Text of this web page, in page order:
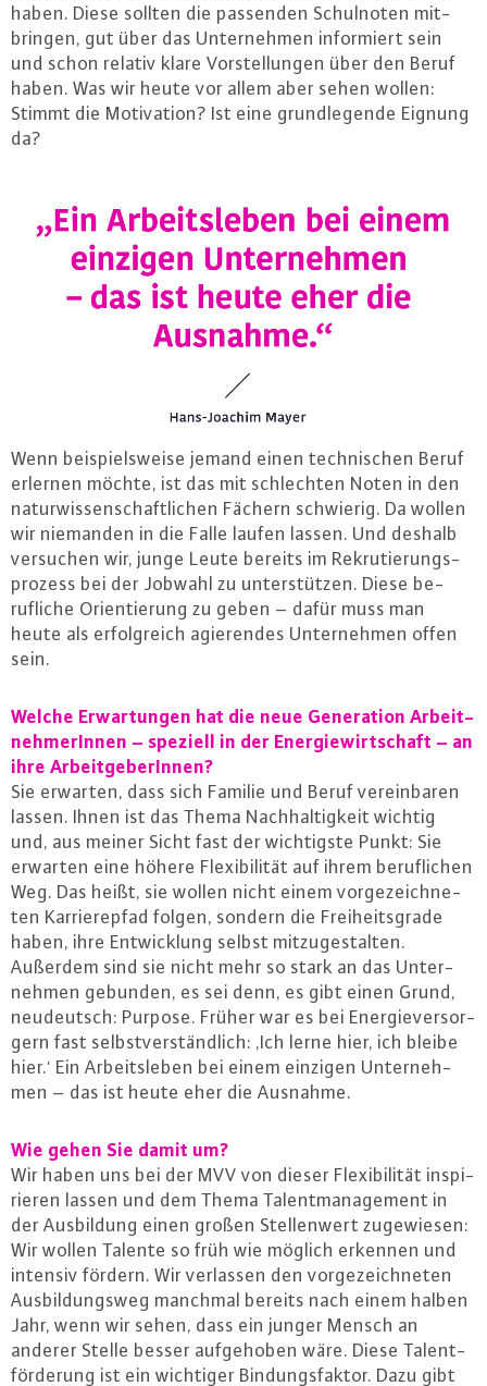
haben. Diese sollten die passenden Schul­no­ten mit­
brin­gen, gut über das Un­ter­neh­men in­for­miert sein
und schon relativ klare Vor­stel­lun­gen über den Beruf
haben. Was wir heute vor allem aber sehen wollen:
Stimmt die Mo­ti­va­ti­on? Ist eine grund­le­gen­de Eignung
da?
Wenn bei­spiels­wei­se jemand einen tech­ni­schen Beruf
erlernen möchte, ist das mit schlech­ten Noten in den
na­tur­wis­sen­schaft­li­chen Fächern schwierig. Da wollen
wir niemanden in die Falle laufen lassen. Und deshalb
versuchen wir, junge Leute bereits im Re­kru­tie­rungs­
pro­zess bei der Jobwahl zu un­ter­stüt­zen. Diese be­
ruf­li­che Ori­en­tie­rung zu geben – dafür muss man
heute als er­folg­reich agie­ren­des Un­ter­neh­men offen
sein.
Welche Er­war­tun­gen hat die neue Ge­ne­ra­ti­on Ar­beit­
neh­me­rIn­nen – speziell in der En­er­gie­wirt­schaft – an
ihre Ar­beit­ge­be­rIn­nen?
Sie erwarten, dass sich Familie und Beruf ver­ein­ba­ren
lassen. Ihnen ist das Thema Nach­hal­tig­keit wichtig
und, aus meiner Sicht fast der wich­tigs­te Punkt: Sie
erwarten eine höhere Fle­xi­bi­li­tät auf ihrem be­ruf­li­chen
Weg. Das heißt, sie wollen nicht einem vor­ge­zeich­ne­
ten Kar­rie­re­pfad folgen, sondern die Frei­heits­gra­de
haben, ihre Ent­wick­lung selbst mit­zu­ge­stal­ten.
Außerdem sind sie nicht mehr so stark an das Un­ter­
neh­men gebunden, es sei denn, es gibt einen Grund,
neu­deutsch: Purpose. Früher war es bei En­er­gie­ver­sor­
gern fast selbst­ver­ständ­lich: ‚Ich lerne hier, ich bleibe
hier.‘ Ein Ar­beits­le­ben bei einem einzigen Un­ter­neh­
men – das ist heute eher die Ausnahme.
Wie gehen Sie damit um?
Wir haben uns bei der MVV von dieser Fle­xi­bi­li­tät in­spi­
rie­ren lassen und dem Thema Ta­lent­ma­nage­ment in
der Aus­bil­dung einen großen Stel­len­wert zu­ge­wie­sen:
Wir wollen Talente so früh wie möglich erkennen und
intensiv fördern. Wir verlassen den vor­ge­zeich­ne­ten
Aus­bil­dungs­weg manchmal bereits nach einem halben
Jahr, wenn wir sehen, dass ein junger Mensch an
anderer Stelle besser auf­ge­ho­ben wäre. Diese Ta­lent­
för­de­rung ist ein wichtiger Bin­dungs­fak­tor. Dazu gibt